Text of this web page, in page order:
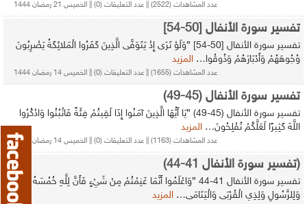
عدد المشاهدات (2522) || عدد التعليقات (0) || الخميس 21 رمضان 1444
تفسير سورة الأنفال [50-54]
تفسير سورة الأنفال [50-54] {وَلَوْ تَرَى إِذْ يَتَوَفَّى الَّذِينَ كَفَرُوا الْمَلائِكَةُ يَضْرِبُونَ
وُجُوهَهُمْ وَأَدْبَارَهُمْ وَذُوقُوا… المزيد
عدد المشاهدات (1655) || عدد التعليقات (0) || الخميس 14 رمضان 1444
تفسير سورة الأنفال (45-49)
تفسير سورة الأنفال (45-49) {يَا أَيُّهَا الَّذِينَ آمَنُوا إِذَا لَقِيتُمْ فِئَةً فَاثْبُتُوا وَاذْكُرُوا
اللَّهَ كَثِيرًا لَعَلَّكُمْ تُفْلِحُونَ… المزيد
عدد المشاهدات (1163) || عدد التعليقات (0) || الخميس 14 رمضان 1444
(تفسير سورة الأنفال 41-44)
تفسير سورة الأنفال 41-44 {وَاعْلَمُوا أَنَّمَا غَنِمْتُمْ مِنْ شَيْءٍ فَأَنَّ لِلَّهِ خُمُسَهُ
وَلِلرَّسُولِ وَلِذِي الْقُرْبَى وَالْيَتَامَى… المزيد